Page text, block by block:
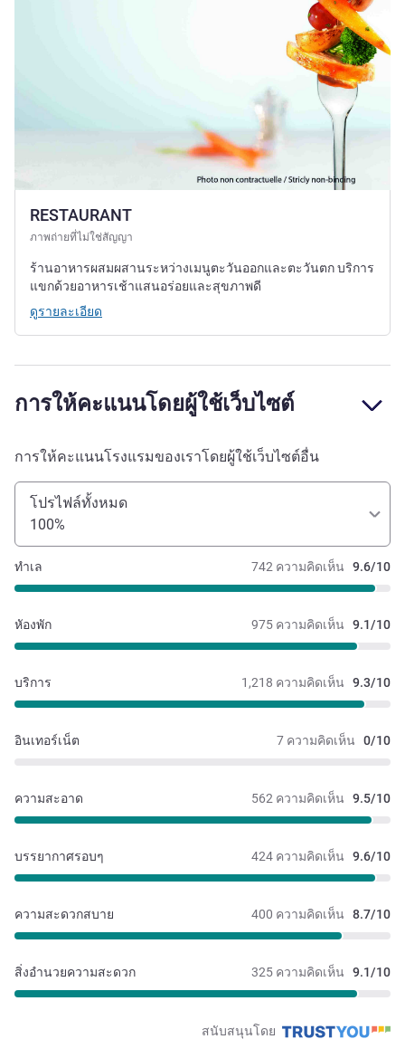
RESTAURANT
ภาพถ่ายที่ไม่ใช่สัญญา
ร้านอาหารผสมผสานระหว่างเมนูตะวันออกและตะวันตก บริการ
แขกด้วยอาหารเช้าแสนอร่อยและสุขภาพดี
ดูรายละเอียด
การให้คะแนนโดยผู้ใช้เว็บไซต์
การให้คะแนนโรงแรมของเราโดยผู้ใช้เว็บไซต์อื่น
โปรไฟล์ทั้งหมด
100%
742 ความคิดเห็น 9.6/10
ทำเล
975 ความคิดเห็น 9.1/10
หัองพัก
1,218 ความคิดเห็น 9.3/10
บริการ
7 ความคิดเห็น 0/10
อินเทอร์เน็ต
562 ความคิดเห็น 9.5/10
ความสะอาด
424 ความคิดเห็น 9.6/10
บรรยากาศรอบๆ
400 ความคิดเห็น 8.7/10
ความสะดวกสบาย
325 ความคิดเห็น 9.1/10
สิ่งอำนวยความสะดวก
สนับสนุนโดย